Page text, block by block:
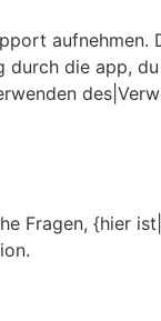
durch die app,
Fragen, {hier